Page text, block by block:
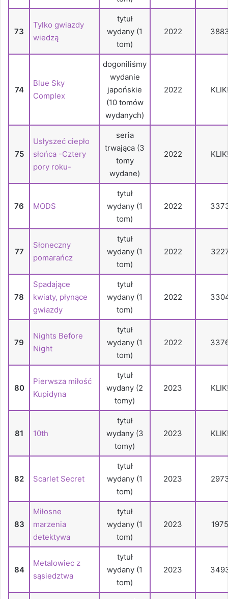
73
Tylko gwiazdy
wiedzą
tytuł
wydany (1
tom)
2022
74
Blue Sky
Complex
dogoniliśmy
wydanie
japońskie
(10 tomów
wydanych)
2022
75
Usłyszeć ciepło
słońca -Cztery
pory roku-
seria
trwająca (3
tomy
wydane)
2022
76 MODS
tytuł
wydany (1
tom)
2022
77
Słoneczny
pomarańcz
tytuł
wydany (1
tom)
2022
78
Spadające
kwiaty, płynące
gwiazdy
tytuł
wydany (1
tom)
2022
79
Nights Before
Night
tytuł
wydany (1
tom)
2022
80
Pierwsza miłość
Kupidyna
tytuł
wydany (2
tomy)
2023
81 10th
tytuł
wydany (3
tomy)
2023
82 Scarlet Secret
tytuł
wydany (1
tom)
2023
83
Miłosne
marzenia
detektywa
tytuł
wydany (1
tom)
2023 1975
84
Metalowiec z
sąsiedztwa
tytuł
wydany (1
tom)
2023